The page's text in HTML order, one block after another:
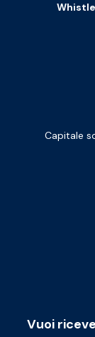
Capitale
Vuoi